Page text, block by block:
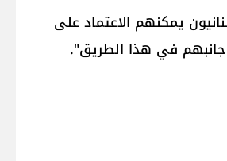
يمكنهم الاعتماد على
في هذا الطريق".